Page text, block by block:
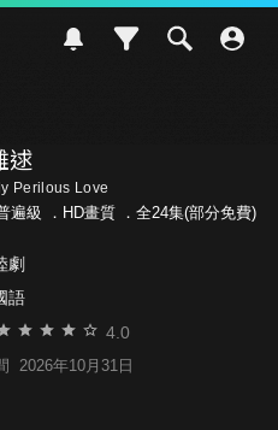
逑
Perilous Love
遍級 ．HD畫質 ．全24集(部分免費)
劇
語
4.0
2026年10月31日